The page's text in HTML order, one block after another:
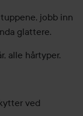
jobb inn
glattere.
alle hårtyper.
ved